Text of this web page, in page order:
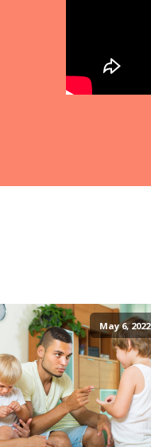
May 6, 2022